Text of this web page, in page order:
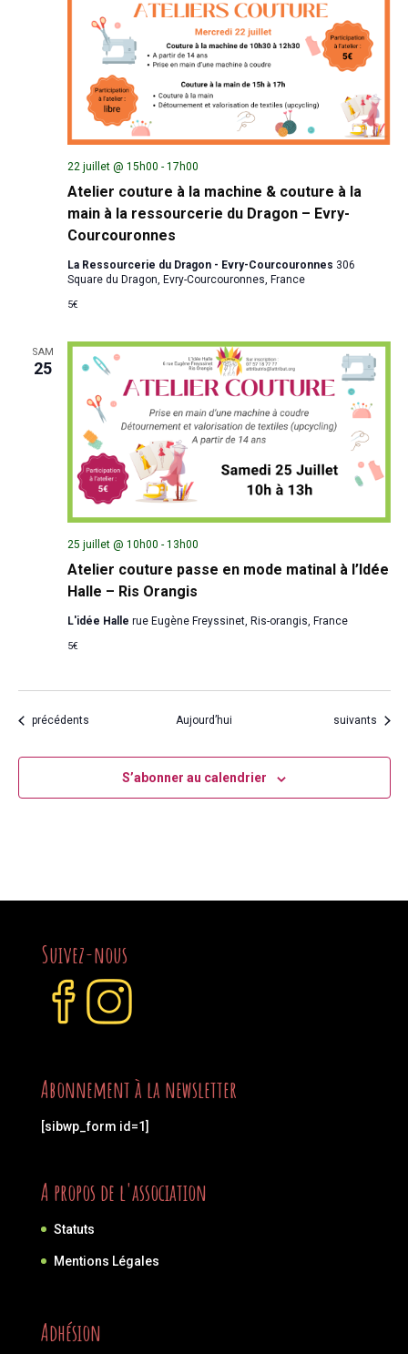
Atelier couture à la machine & couture à la
main à la ressourcerie du Dragon – Evry-
Courcouronnes
22 juillet @ 15h00 - 17h00
La Ressourcerie du Dragon - Evry-Courcouronnes 306
Square du Dragon, Evry-Courcouronnes, France
5€
SAM
25
Atelier couture passe en mode matinal à l’Idée
Halle – Ris Orangis
25 juillet @ 10h00 - 13h00
L'idée Halle rue Eugène Freyssinet, Ris-orangis, France
5€
Évènements
précédents Aujourd’hui Évènements
suivants
S’abonner au calendrier
Suivez-nous
Abonnement à la newsletter
[sibwp_form id=1]
A propos de l'association
Statuts
Mentions Légales
Adhésion